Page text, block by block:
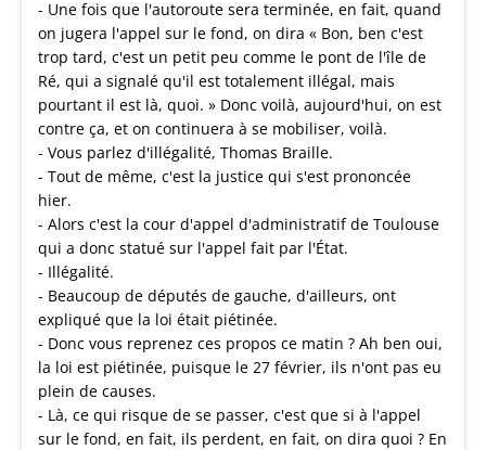
- Une fois que l'autoroute sera terminée, en fait, quand
on jugera l'appel sur le fond, on dira « Bon, ben c'est
trop tard, c'est un petit peu comme le pont de l'île de
Ré, qui a signalé qu'il est totalement illégal, mais
pourtant il est là, quoi. » Donc voilà, aujourd'hui, on est
contre ça, et on continuera à se mobiliser, voilà.
- Vous parlez d'illégalité, Thomas Braille.
- Tout de même, c'est la justice qui s'est prononcée
hier.
- Alors c'est la cour d'appel d'administratif de Toulouse
qui a donc statué sur l'appel fait par l'État.
- Illégalité.
- Beaucoup de députés de gauche, d'ailleurs, ont
expliqué que la loi était piétinée.
- Donc vous reprenez ces propos ce matin ? Ah ben oui,
la loi est piétinée, puisque le 27 février, ils n'ont pas eu
plein de causes.
- Là, ce qui risque de se passer, c'est que si à l'appel
sur le fond, en fait, ils perdent, en fait, on dira quoi ? En